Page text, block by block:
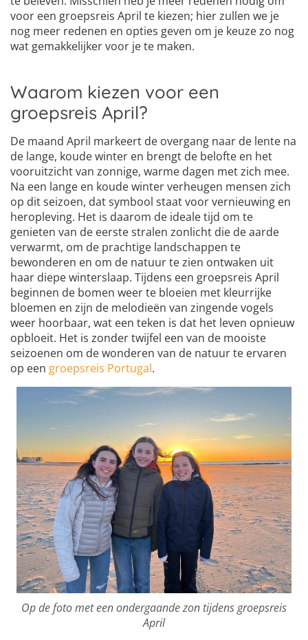
voor een groepsreis April te kiezen; hier zullen we je
nog meer redenen en opties geven om je keuze zo nog
wat gemakkelijker voor je te maken.
Waarom kiezen voor een
groepsreis April?
De maand April markeert de overgang naar de lente na
de lange, koude winter en brengt de belofte en het
vooruitzicht van zonnige, warme dagen met zich mee.
Na een lange en koude winter verheugen mensen zich
op dit seizoen, dat symbool staat voor vernieuwing en
heropleving. Het is daarom de ideale tijd om te
genieten van de eerste stralen zonlicht die de aarde
verwarmt, om de prachtige landschappen te
bewonderen en om de natuur te zien ontwaken uit
haar diepe winterslaap. Tijdens een groepsreis April
beginnen de bomen weer te bloeien met kleurrijke
bloemen en zijn de melodieën van zingende vogels
weer hoorbaar, wat een teken is dat het leven opnieuw
opbloeit. Het is zonder twijfel een van de mooiste
seizoenen om de wonderen van de natuur te ervaren
op een groepsreis Portugal.
Op de foto met een ondergaande zon tijdens groepsreis
April